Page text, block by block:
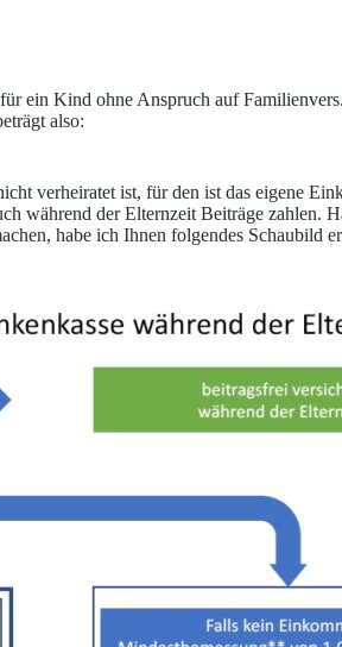
ein Kind ohne Anspruch auf
also:
verheiratet ist, für den ist das eigene
während der Elternzeit Beiträge zahlen.
habe ich Ihnen folgendes Schaubild